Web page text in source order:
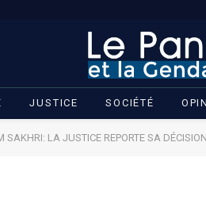
JUSTICE SOCIÉTÉ
LA JUSTICE REPORTE SA